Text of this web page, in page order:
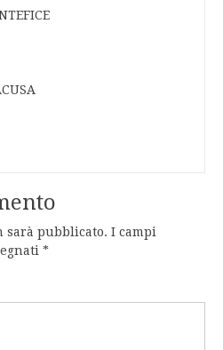
pubblicato. I campi
*